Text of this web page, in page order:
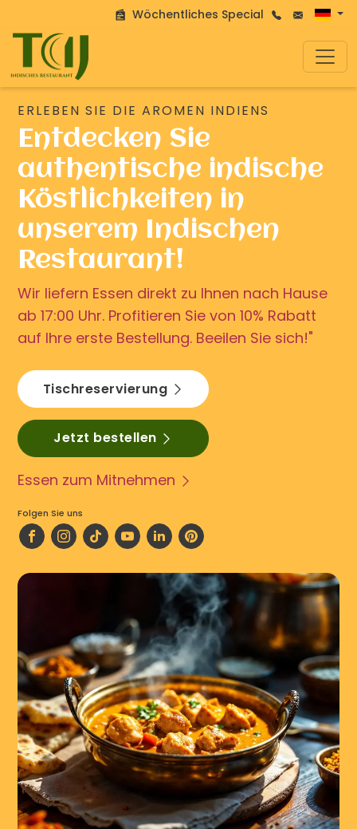
Wöchentliches Special
ERLEBEN SIE DIE AROMEN INDIENS
Entdecken Sie
authentische indische
Köstlichkeiten in
unserem Indischen
Restaurant!
Wir liefern Essen direkt zu Ihnen nach Hause
ab 17:00 Uhr. Profitieren Sie von 10% Rabatt
auf Ihre erste Bestellung. Beeilen Sie sich!"
Tischreservierung
Jetzt bestellen
Essen zum Mitnehmen
Folgen Sie uns